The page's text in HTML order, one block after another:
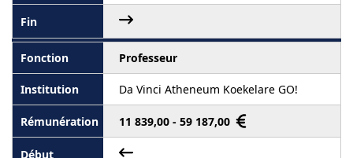
Professeur
Da Vinci Atheneum Koekelare GO!
11 839,00 - 59 187,00